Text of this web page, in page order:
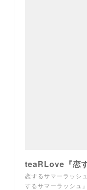
恋するサマーラッ
するサマーラッシュ』